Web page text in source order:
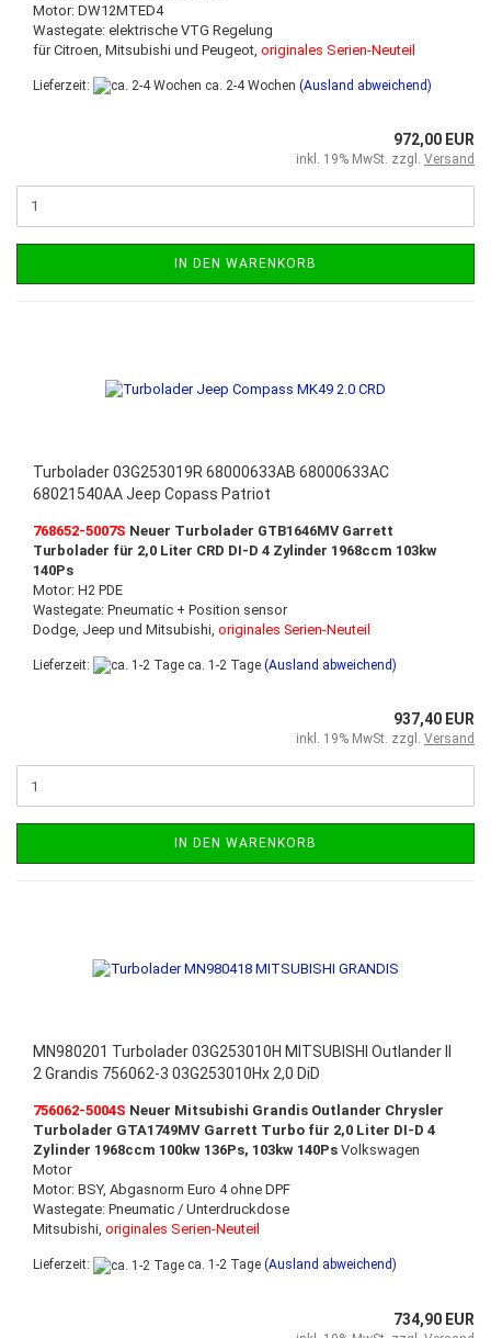
Motor: DW12MTED4
Wastegate: elektrische VTG Regelung
für Citroen, Mitsubishi und Peugeot, originales Serien-Neuteil
Lieferzeit: ca. 2-4 Wochen (Ausland abweichend)
972,00 EUR
inkl. 19% MwSt. zzgl. Versand
IN DEN WARENKORB
Turbolader 03G253019R 68000633AB 68000633AC
68021540AA Jeep Copass Patriot
768652-5007S Neuer Turbolader GTB1646MV Garrett
Turbolader für 2,0 Liter CRD DI-D 4 Zylinder 1968ccm 103kw
140Ps
Motor: H2 PDE
Wastegate: Pneumatic + Position sensor
Dodge, Jeep und Mitsubishi, originales Serien-Neuteil
Lieferzeit: ca. 1-2 Tage (Ausland abweichend)
937,40 EUR
inkl. 19% MwSt. zzgl. Versand
IN DEN WARENKORB
MN980201 Turbolader 03G253010H MITSUBISHI Outlander II
2 Grandis 756062-3 03G253010Hx 2,0 DiD
756062-5004S Neuer Mitsubishi Grandis Outlander Chrysler
Turbolader GTA1749MV Garrett Turbo für 2,0 Liter DI-D 4
Zylinder 1968ccm 100kw 136Ps, 103kw 140Ps Volkswagen
Motor
Motor: BSY, Abgasnorm Euro 4 ohne DPF
Wastegate: Pneumatic / Unterdruckdose
Mitsubishi, originales Serien-Neuteil
Lieferzeit: ca. 1-2 Tage (Ausland abweichend)
734,90 EUR